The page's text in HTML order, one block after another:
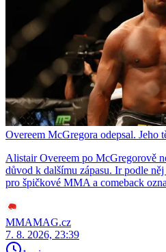
Overeem McGregora odepsal. Jeho
Alistair Overeem po McGregorově
důvod k dalšímu zápasu. Ir podle
pro špičkové MMA a comeback
MMAMAG.cz
7. 8. 2026, 23:39